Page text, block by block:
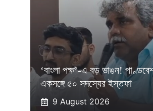
‘বাংলা পক্ষ’-এ বড় ভাঙন!
একসঙ্গে ৫০ সদস্যের ইস্তফা
9 August 2026